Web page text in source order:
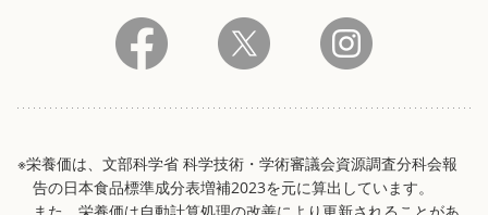
※栄養価は、文部科学省 科学技術・学術審議会資源調査分科会報
告の日本食品標準成分表増補2023を元に算出しています。